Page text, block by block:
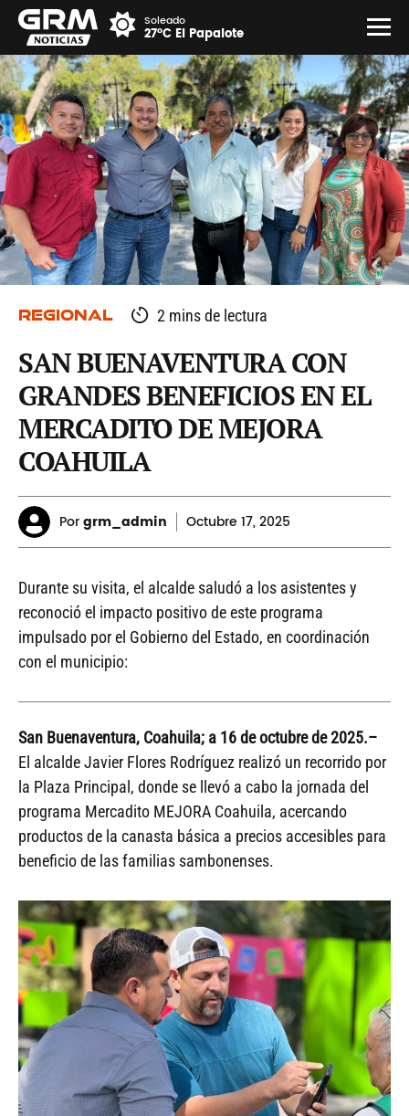
Soleado
27°C El Papalote
REGIONAL 2 mins de lectura
SAN BUENAVENTURA CON
GRANDES BENEFICIOS EN EL
MERCADITO DE MEJORA
COAHUILA
Porgrm_admin Octubre 17, 2025
Durante su visita, el alcalde saludó a los asistentes y
reconoció el impacto positivo de este programa
impulsado por el Gobierno del Estado, en coordinación
con el municipio:
San Buenaventura, Coahuila; a 16 de octubre de 2025.–
El alcalde Javier Flores Rodríguez realizó un recorrido por
la Plaza Principal, donde se llevó a cabo la jornada del
programa Mercadito MEJORA Coahuila, acercando
productos de la canasta básica a precios accesibles para
beneficio de las familias sambonenses.